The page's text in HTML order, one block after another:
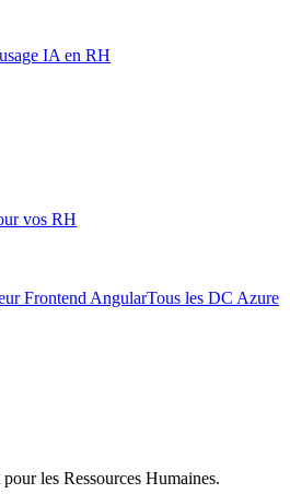
IA en RH
vos RH
Frontend AngularTous les DC Azure
les Ressources Humaines.